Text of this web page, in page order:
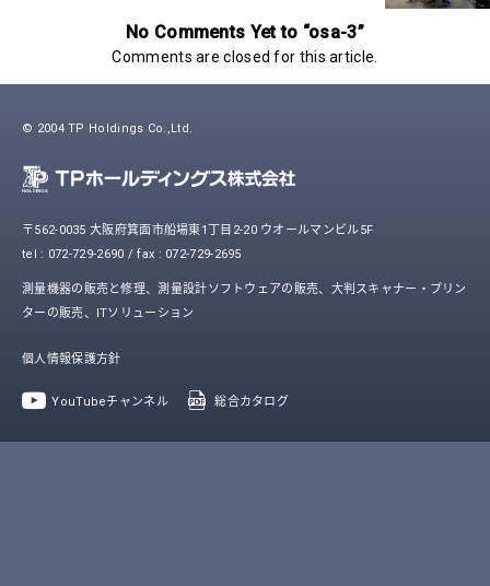
No Comments Yet to “osa-3”
Comments are closed for this article.
© 2004 TP Holdings Co.,Ltd.
〒562-0035 大阪府箕面市船場東1丁目2-20 ウオールマンビル5F
tel : 072-729-2690 / fax : 072-729-2695
測量機器の販売と修理、測量設計ソフトウェアの販売、大判スキャナー・プリン
ターの販売、ITソリューション
個人情報保護方針
YouTubeチャンネル 総合カタログ